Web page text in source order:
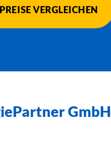
VERGLEICHEN
GmbH